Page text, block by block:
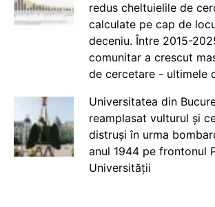
redus cheltuielile de
calculate pe cap de
deceniu. Între 2015-
comunitar a crescut
de cercetare - ultimele
Universitatea din
reamplasat vulturul și
distruși în urma
anul 1944 pe frontonul
Universității